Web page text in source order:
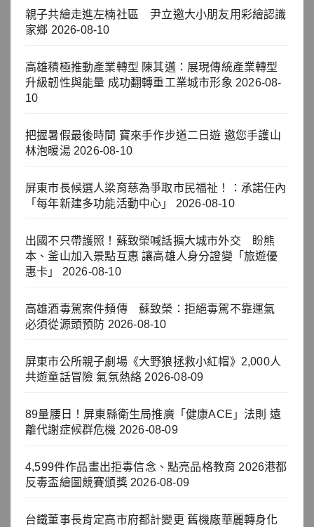
親子共繪走進左楠社區 尹立邀大小朋友用彩繪認識
家鄉 2026-08-10
高雄積極推動產業轉型 陳其邁：展現傳統產業轉型
升級韌性與能量 成功翻轉重工業城市形象 2026-08-
10
把握暑假最後時間 寶來手作步道二日遊 邀您手護山
林泡暖湯 2026-08-10
屏東市長候選人梁育慈為爭取市民福祉！：承諾任內
「每年新建多功能活動中心」
2026-08-10
出國不只帶護照！蘇致榮喊話擴大城市外交 盼熊
本、釜山加入景點互惠 讓高雄人身分證變「旅遊優
惠卡」
2026-08-10
高雄酒毒駕案件頻傳 蘇致榮：拒絕毒駕不靠運氣
必須從源頭預防 2026-08-10
屏東市公所親子劇場《大野狼拯救小紅帽》2,000人
共遊童話冒險 氣氛熱絡 2026-08-09
89量腰日！屏東縣衛生局推廣「健康ACE」法則 遠
離代謝症候群危機 2026-08-09
4,599件作品畫出拒毒信念、點亮品格教育 2026港都
反毒盃繪圖競賽頒獎 2026-08-09
台鐵董事長肯定高市府都計變更 舊機廠華麗轉身化